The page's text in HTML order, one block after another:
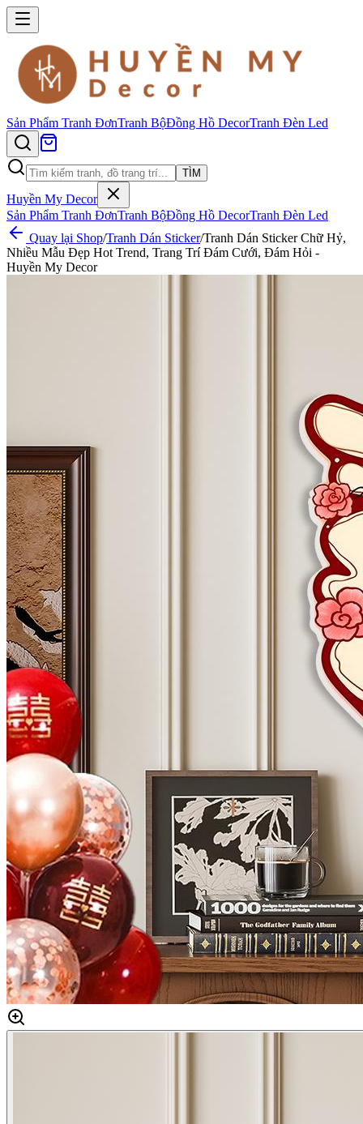
Sản Phẩm Tranh ĐơnTranh BộĐồng Hồ DecorTranh Đèn Led
TÌM
Huyền My Decor
Sản Phẩm Tranh ĐơnTranh BộĐồng Hồ DecorTranh Đèn Led
Quay lại Shop/Tranh Dán Sticker/Tranh Dán Sticker Chữ Hỷ,
Nhiều Mẫu Đẹp Hot Trend, Trang Trí Đám Cưới, Đám Hỏi -
Huyền My Decor